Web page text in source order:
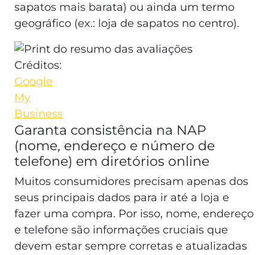
sapatos mais barata) ou ainda um termo
geográfico (ex.: loja de sapatos no centro).
Créditos:
Google
My
Business
Garanta consistência na NAP
(nome, endereço e número de
telefone) em diretórios online
Muitos consumidores precisam apenas dos
seus principais dados para ir até a loja e
fazer uma compra. Por isso, nome, endereço
e telefone são informações cruciais que
devem estar sempre corretas e atualizadas